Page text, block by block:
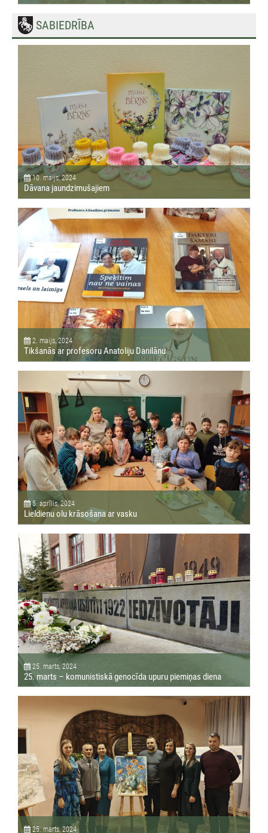
SABIEDRĪBA
10. maijs, 2024
Dāvana jaundzimušajiem
2. maijs, 2024
Tikšanās ar profesoru Anatoliju Danilānu
5. aprīlis, 2024
Lieldienu olu krāsošana ar vasku
25. marts, 2024
25. marts – komunistiskā genocīda upuru piemiņas diena
25. marts, 2024